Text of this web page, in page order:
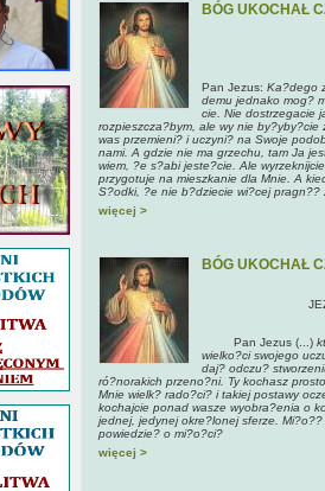
BÓG UKOCHAŁ
Pan Jezus: Ka?dego
demu jednako mog?
cie. Nie dostrzegacie
rozpieszcza?bym, ale wy nie
was przemieni? i uczyni? na Swoje
nami. A gdzie nie ma grzechu, tam Ja
wiem, ?e s?abi jeste?cie. Ale
przygotuje na mieszkanie dla Mnie. A
S?odki, ?e nie b?dziecie wi?cej
więcej >
BÓG UKOCHAŁ
Pan Jezus (...)
wielko?ci swojego
daj? odczu?
ró?norakich przeno?ni. Ty kochasz
Mnie wielk? rado?ci? i takiej postawy
kochajcie ponad wasze wyobra?enia o
jednej, jedynej okre?lonej sferze.
powiedzie? o mi?o?ci?
więcej >